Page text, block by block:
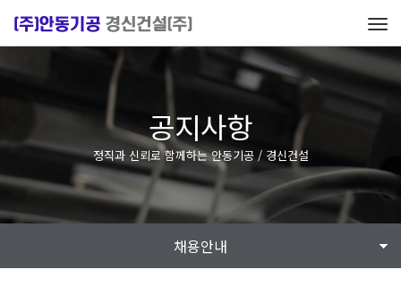
공지사항
정직과 신뢰로 함께하는 안동기공 / 경신건설
채용안내